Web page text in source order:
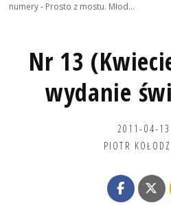
numery - Prosto z mostu. Młod…
Nr 13
wydanie
2011-04-13
PIOTR